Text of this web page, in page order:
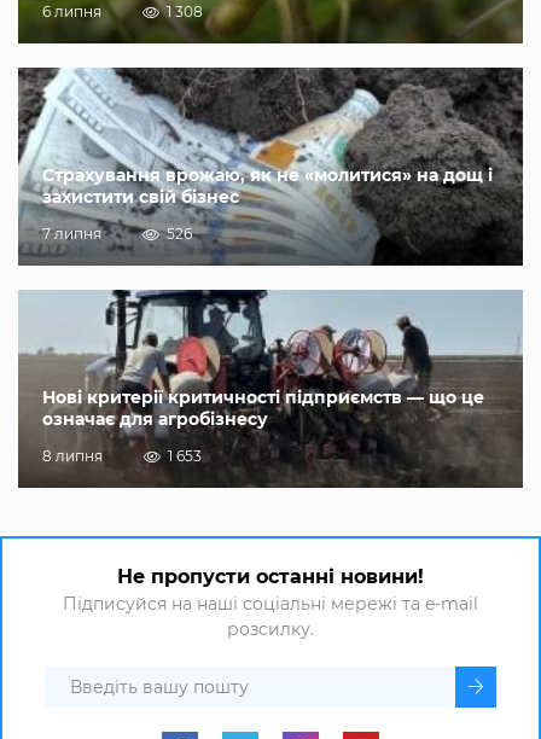
6 липня 1 308
Страхування врожаю, як не «молитися» на дощ і
захистити свій бізнес
7 липня 526
Нові критерії критичності підприємств — що це
означає для агробізнесу
8 липня 1 653
Не пропусти останні новини!
Підписуйся на наші соціальні мережі та e-mail
розсилку.